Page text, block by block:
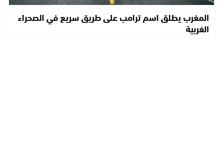
المغرب يطلق اسم ترامب على طريق سريع في الصحراء
الغربية